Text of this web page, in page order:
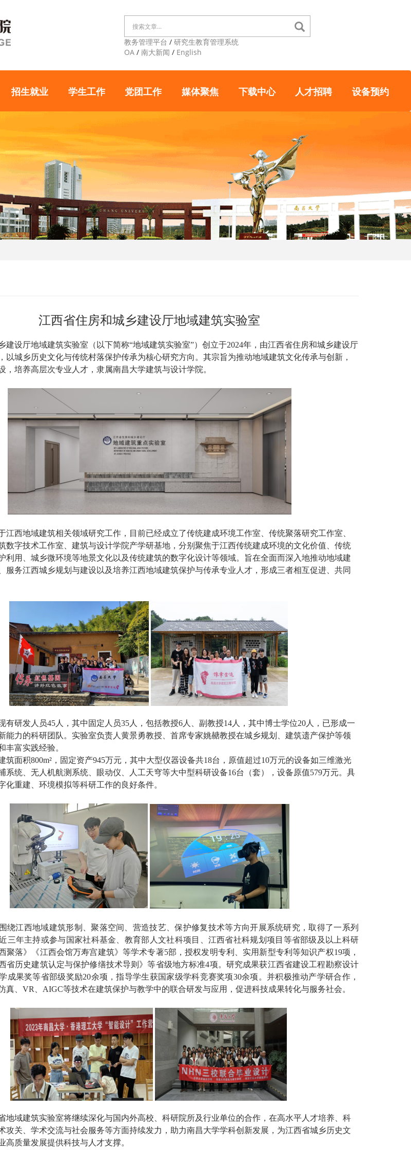
教务管理平台 /研究生教育管理系统
OA /南大新闻 / English
招生就业 学生工作 党团工作 媒体聚焦 下载中心 人才招聘 设备预约
江西省住房和城乡建设厅地域建筑实验室
建设厅地域建筑实验室（以下简称“地域建筑实验室”）创立于2024年，由江西省住房和城乡建设厅
以城乡历史文化与传统村落保护传承为核心研究方向。其宗旨为推动地域建筑文化传承与创新，
，培养高层次专业人才，隶属南昌大学建筑与设计学院。
江西地域建筑相关领域研究工作，目前已经成立了传统建成环境工作室、传统聚落研究工作室、
数字技术工作室、建筑与设计学院产学研基地，分别聚焦于江西传统建成环境的文化价值、传统
利用、城乡微环境等地景文化以及传统建筑的数字化设计等领域。旨在全面而深入地推动地域建
服务江西城乡规划与建设以及培养江西地域建筑保护与传承专业人才，形成三者相互促进、共同
有研发人员45人，其中固定人员35人，包括教授6人、副教授14人，其中博士学位20人，已形成一
能力的科研团队。实验室负责人黄景勇教授、首席专家姚赯教授在城乡规划、建筑遗产保护等领
丰富实践经验。
筑面积800m²，固定资产945万元，其中大型仪器设备共18台，原值超过10万元的设备如三维激光
系统、无人机航测系统、眼动仪、人工天穹等大中型科研设备16台（套），设备原值579万元。具
化重建、环境模拟等科研工作的良好条件。
绕江西地域建筑形制、聚落空间、营造技艺、保护修复技术等方向开展系统研究，取得了一系列
三年主持或参与国家社科基金、教育部人文社科项目、江西省社科规划项目等省部级及以上科研
聚落》《江西会馆万寿宫建筑》等学术专著5部，授权发明专利、实用新型专利等知识产权19项，
省历史建筑认定与保护修缮技术导则》等省级地方标准4项。研究成果获江西省建设工程勘察设计
成果奖等省部级奖励20余项，指导学生获国家级学科竞赛奖项30余项。 并积极推动产学研合作，
真、VR、AIGC等技术在建筑保护与教学中的联合研发与应用，促进科技成果转化与服务社会。
地域建筑实验室将继续深化与国内外高校、科研院所及行业单位的合作，在高水平人才培养、科
攻关、学术交流与社会服务等方面持续发力，助力南昌大学学科创新发展，为江西省城乡历史文
高质量发展提供科技与人才支撑。